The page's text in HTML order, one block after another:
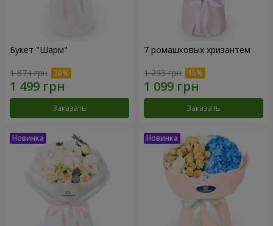
Букет "Шарм"
1 874 грн
Заказать
7 ромашковых хризантем
1 293 грн
Заказать